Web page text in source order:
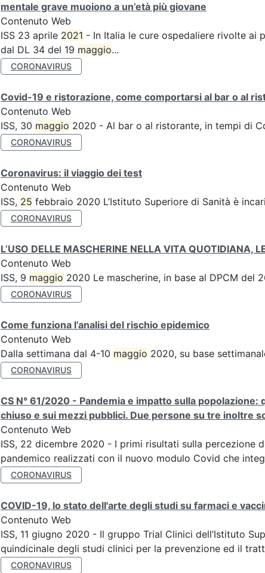
mentale grave muoiono a un’età più giovane
Contenuto Web
ISS 23 aprile 2021 - In Italia le cure ospedaliere rivolte ai
dal DL 34 del 19 maggio...
CORONAVIRUS
Covid-19 e ristorazione, come comportarsi al bar o al
Contenuto Web
ISS, 30 maggio 2020 - Al bar o al ristorante, in tempi di
CORONAVIRUS
Coronavirus: il viaggio dei test
Contenuto Web
ISS, 25 febbraio 2020 L’Istituto Superiore di Sanità è
CORONAVIRUS
L’USO DELLE MASCHERINE NELLA VITA QUOTIDIANA,
Contenuto Web
ISS, 9 maggio 2020 Le mascherine, in base al DPCM del
CORONAVIRUS
Come funziona l’analisi del rischio epidemico
Contenuto Web
Dalla settimana dal 4-10 maggio 2020, su base
CORONAVIRUS
CS N° 61/2020 - Pandemia e impatto sulla
chiuso e sui mezzi pubblici. Due persone su tre inoltre
Contenuto Web
ISS, 22 dicembre 2020 - I primi risultati sulla percezione
pandemico realizzati con il nuovo modulo Covid che
CORONAVIRUS
COVID-19, lo stato dell'arte degli studi su farmaci e
Contenuto Web
ISS, 11 giugno 2020 - Il gruppo Trial Clinici dell’Istituto
quindicinale degli studi clinici per la prevenzione ed il
CORONAVIRUS